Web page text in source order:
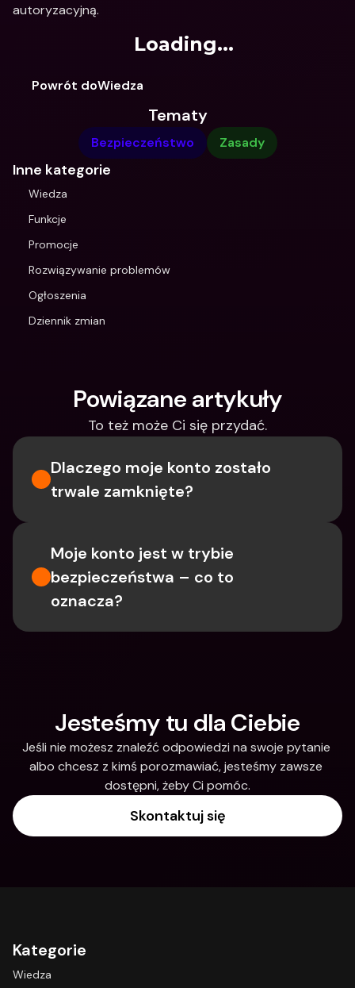
autoryzacyjną.
Loading...
Powrót doWiedza
Tematy
Bezpieczeństwo Zasady
Inne kategorie
Wiedza
Funkcje
Promocje
Rozwiązywanie problemów
Ogłoszenia
Dziennik zmian
Powiązane artykuły
To też może Ci się przydać.
Dlaczego moje konto zostało
trwale zamknięte?
Moje konto jest w trybie
bezpieczeństwa – co to
oznacza?
Jesteśmy tu dla Ciebie
Jeśli nie możesz znaleźć odpowiedzi na swoje pytanie
albo chcesz z kimś porozmawiać, jesteśmy zawsze
dostępni, żeby Ci pomóc.
Skontaktuj się
Kategorie
Wiedza